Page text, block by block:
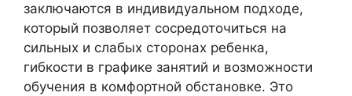
заключаются в индивидуальном подходе,
который позволяет сосредоточиться на
сильных и слабых сторонах ребенка,
гибкости в графике занятий и возможности
обучения в комфортной обстановке. Это